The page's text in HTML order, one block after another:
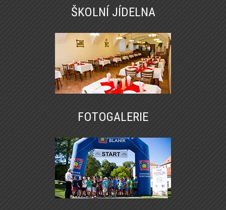
ŠKOLNÍ JÍDELNA
FOTOGALERIE